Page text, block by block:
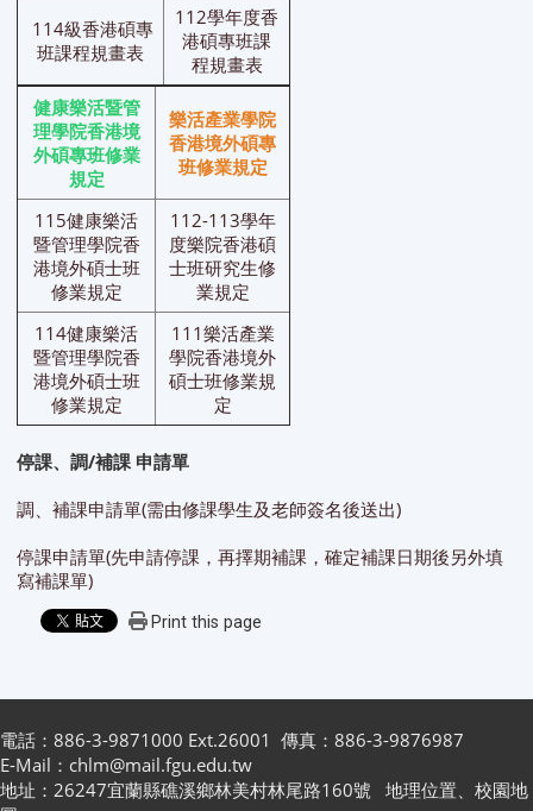
114級香港碩專
班課程規畫表
112學年度香
港碩專班課
程規畫表
健康樂活暨管
理學院香港境
外碩專班修業
規定
樂活產業學院
香港境外碩專
班修業規定
115健康樂活
暨管理學院香
港境外碩士班
修業規定
112-113學年
度樂院香港碩
士班研究生修
業規定
114健康樂活
暨管理學院香
港境外碩士班
修業規定
111樂活產業
學院香港境外
碩士班修業規
定
停課、調/補課 申請單
調、補課申請單(需由修課學生及老師簽名後送出)
停課申請單(先申請停課，再擇期補課，確定補課日期後另外填
寫補課單)
Print this page
電話：886-3-9871000 Ext.26001 傳真：886-3-9876987
E-Mail：chlm@mail.fgu.edu.tw
地址：26247宜蘭縣礁溪鄉林美村林尾路160號 地理位置、 校園地